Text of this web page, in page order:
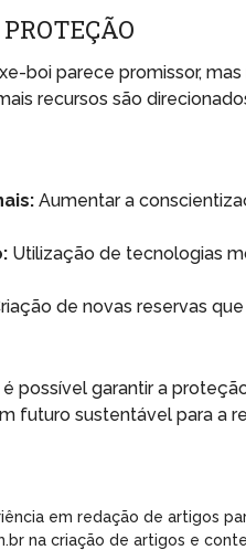
boi parece promissor,
recursos são
Aumentar a
Utilização de tecnologias
de novas reservas
possível garantir a
futuro sustentável para a
em redação de artigos
na criação de artigos e